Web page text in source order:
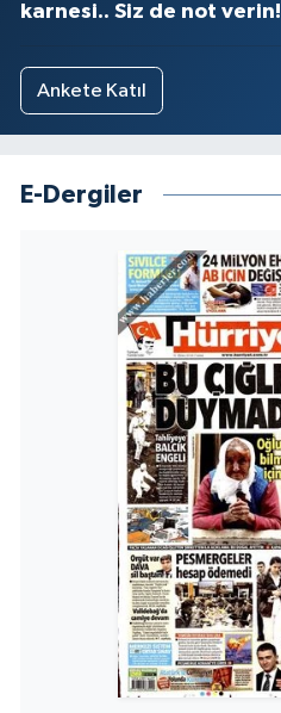
karnesi.. Siz de not verin!
Ankete Katıl
E-Dergiler